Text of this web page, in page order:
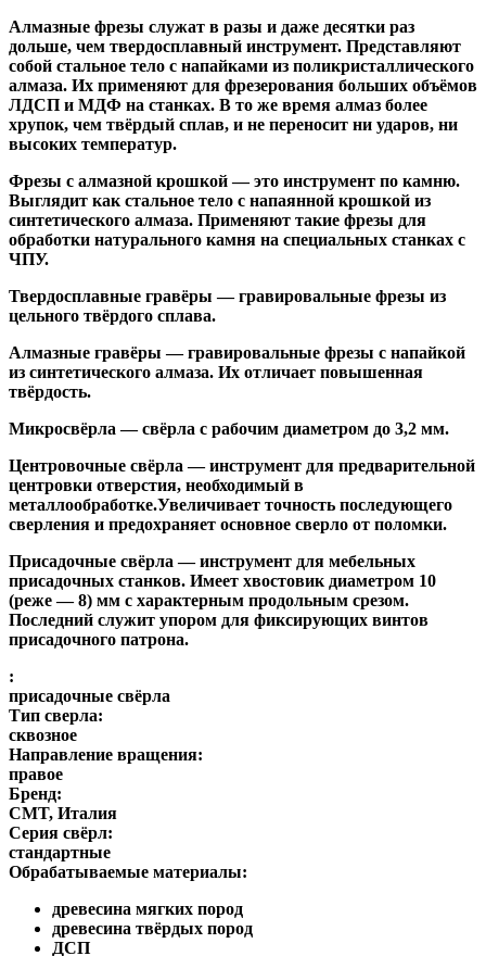
Алмазные фрезы служат в разы и даже десятки раз
дольше, чем твердосплавный инструмент. Представляют
собой стальное тело с напайками из поликристаллического
алмаза. Их применяют для фрезерования больших объёмов
ЛДСП и МДФ на станках. В то же время алмаз более
хрупок, чем твёрдый сплав, и не переносит ни ударов, ни
высоких температур.
Фрезы с алмазной крошкой— это инструмент по камню.
Выглядит как стальное тело с напаянной крошкой из
синтетического алмаза. Применяют такие фрезы для
обработки натурального камня на специальных станках с
ЧПУ.
Твердосплавные гравёры — гравировальные фрезы из
цельного твёрдого сплава.
Алмазные гравёры — гравировальные фрезы с напайкой
из синтетического алмаза. Их отличает повышенная
твёрдость.
Микросвёрла — свёрла с рабочим диаметром до 3,2 мм.
Центровочные свёрла — инструмент для предварительной
центровки отверстия, необходимый в
металлообработке.Увеличивает точность последующего
сверления и предохраняет основное сверло от поломки.
Присадочные свёрла — инструмент для мебельных
присадочных станков. Имеет хвостовик диаметром 10
(реже — 8) мм с характерным продольным срезом.
Последний служит упором для фиксирующих винтов
присадочного патрона.
:
присадочные свёрла
Тип сверла:
сквозное
Направление вращения:
правое
Бренд:
CMT, Италия
Серия свёрл:
стандартные
Обрабатываемые материалы:
древесина мягких пород
древесина твёрдых пород
ДСП